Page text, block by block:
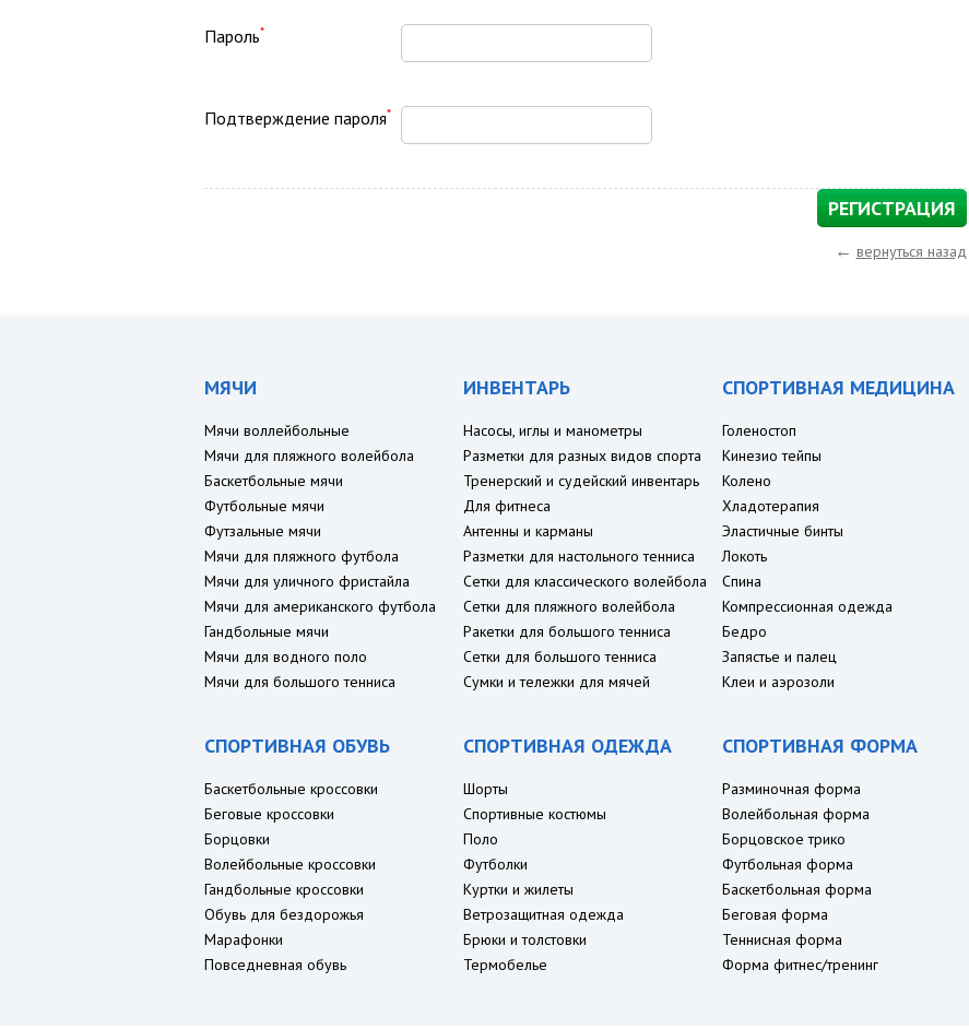
Пароль*
Подтверждение пароля*
← вернуться назад
МЯЧИ
Мячи воллейбольные
Мячи для пляжного волейбола
Баскетбольные мячи
Футбольные мячи
Футзальные мячи
Мячи для пляжного футбола
Мячи для уличного фристайла
Мячи для американского футбола
Гандбольные мячи
Мячи для водного поло
Мячи для большого тенниса
ИНВЕНТАРЬ
Насосы, иглы и манометры
Разметки для разных видов спорта
Тренерский и судейский инвентарь
Для фитнеса
Антенны и карманы
Разметки для настольного тенниса
Сетки для классического волейбола
Сетки для пляжного волейбола
Ракетки для большого тенниса
Сетки для большого тенниса
Сумки и тележки для мячей
СПОРТИВНАЯ МЕДИЦИНА
Голеностоп
Кинезио тейпы
Колено
Хладотерапия
Эластичные бинты
Локоть
Спина
Компрессионная одежда
Бедро
Запястье и палец
Клеи и аэрозоли
СПОРТИВНАЯ ОБУВЬ
Баскетбольные кроссовки
Беговые кроссовки
Борцовки
Волейбольные кроссовки
Гандбольные кроссовки
Обувь для бездорожья
Марафонки
Повседневная обувь
СПОРТИВНАЯ ОДЕЖДА
Шорты
Спортивные костюмы
Поло
Футболки
Куртки и жилеты
Ветрозащитная одежда
Брюки и толстовки
Термобелье
СПОРТИВНАЯ ФОРМА
Разминочная форма
Волейбольная форма
Борцовское трико
Футбольная форма
Баскетбольная форма
Беговая форма
Теннисная форма
Форма фитнес/тренинг